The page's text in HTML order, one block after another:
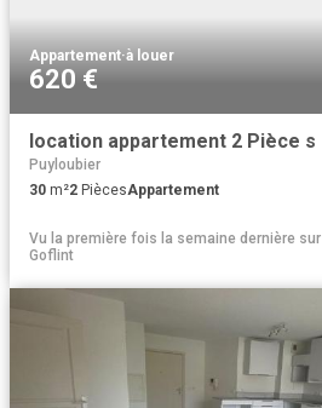
Appartement·à louer
620 €
location appartement 2 Pièce s
Puyloubier
30 m²2 PiècesAppartement
Vu la première fois la semaine dernière sur
Goflint